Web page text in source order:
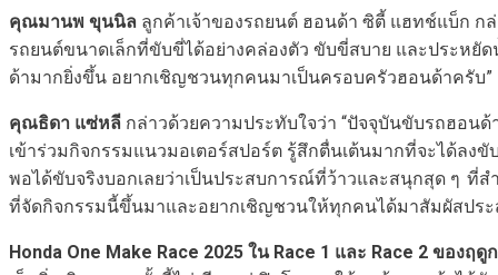
คุณมานพ ขุนนิล ลูกค้าเจ้าของรถยนต์ ฮอนด้า ซิตี้ แฮทช์แบ็ก ก
รถยนต์ขนาดเล็กที่ขับขี่ได้อย่างคล่องตัว ขับขี่สบาย และประหยั
ด้ามากยิ่งขึ้น อยากเชิญชวนทุกคนมาเป็นครอบครัวฮอนด้าครับ”
คุณธิดา แซ่หลี กล่าวด้วยความประทับใจว่า “ปัจจุบันขับรถฮอน
เข้าร่วมกิจกรรมแนวมอเตอร์สปอร์ต รู้สึกตื่นเต้นมากที่จะได้ลง
พอได้ขับจริงบอกเลยว่าเป็นประสบการณ์ที่ว้าวและสนุกสุด ๆ
ที่จัดกิจกรรมนี้ขึ้นมาและอยากเชิญชวนให้ทุกคนได้มาสัมผัสปร
Honda One Make Race 2025 ในRace 1 และ Race 2 ของฤดู